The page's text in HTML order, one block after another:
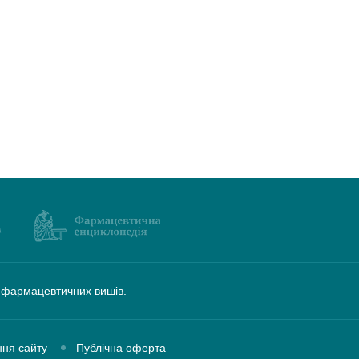
вишів.
сайту Публічна оферта